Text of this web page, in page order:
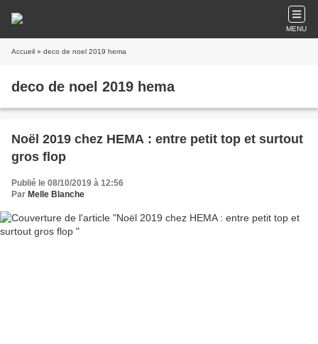
MENU
Accueil » deco de noel 2019 hema
deco de noel 2019 hema
Noël 2019 chez HEMA : entre petit top et surtout
gros flop
Publié le 08/10/2019 à 12:56
Par Melle Blanche